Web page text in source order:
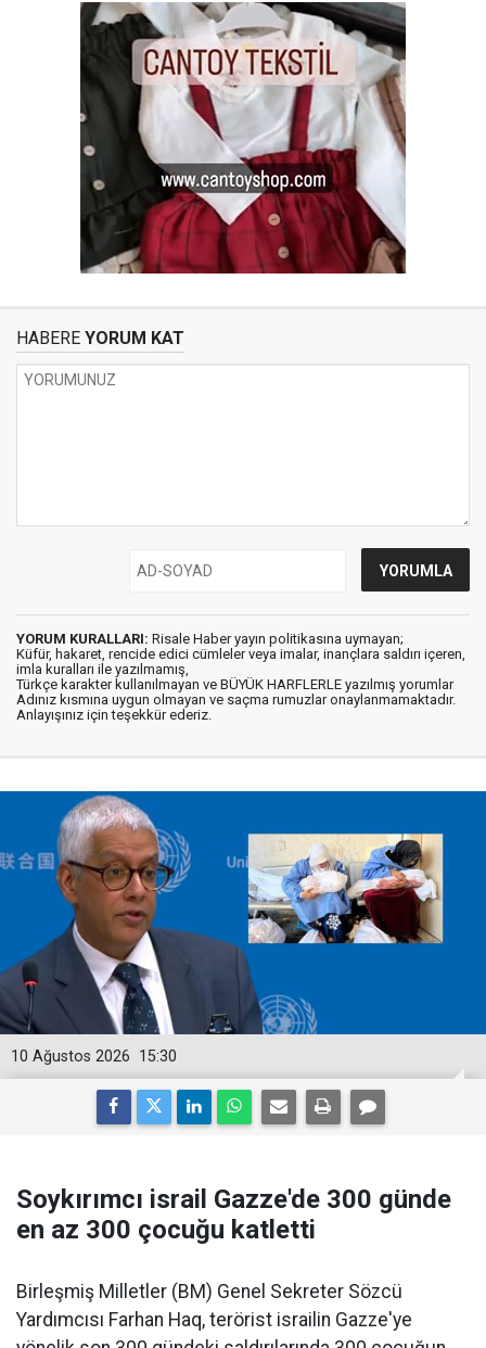
HABERE YORUM KAT
YORUM KURALLARI: Risale Haber yayın politikasına uymayan;
Küfür, hakaret, rencide edici cümleler veya imalar, inançlara saldırı içeren,
imla kuralları ile yazılmamış,
Türkçe karakter kullanılmayan ve BÜYÜK HARFLERLE yazılmış yorumlar
Adınız kısmına uygun olmayan ve saçma rumuzlar onaylanmamaktadır.
Anlayışınız için teşekkür ederiz.
15:30
10 Ağustos 2026
Soykırımcı israil Gazze'de 300 günde
en az 300 çocuğu katletti
Birleşmiş Milletler (BM) Genel Sekreter Sözcü
Yardımcısı Farhan Haq, terörist israilin Gazze'ye